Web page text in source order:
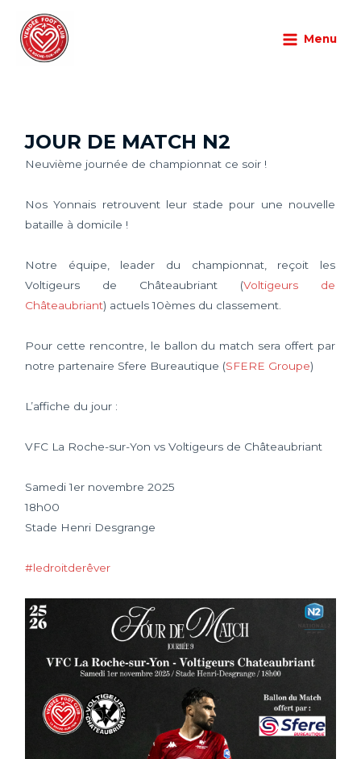
contenu
Menu
Menu
Championnat Laisser un commentaire
JOUR DE MATCH N2
Neuvième journée de championnat ce soir !
Nos Yonnais retrouvent leur stade pour une nouvelle
bataille à domicile !
Notre équipe, leader du championnat, reçoit les
Voltigeurs de Châteaubriant (Voltigeurs de
Châteaubriant) actuels 10èmes du classement.
Pour cette rencontre, le ballon du match sera offert par
notre partenaire Sfere Bureautique (SFERE Groupe)
L’affiche du jour :
VFC La Roche-sur-Yon vs Voltigeurs de Châteaubriant
Samedi 1er novembre 2025
18h00
Stade Henri Desgrange
#ledroitderêver